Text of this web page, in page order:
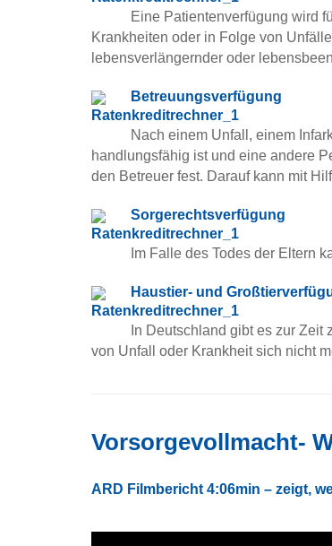
Eine Patientenverfügung wird
Krankheiten oder in Folge von
lebensverlängernder oder
Betreuungsverfügung
Nach einem Unfall, einem
handlungsfähig ist und eine andere
den Betreuer fest. Darauf kann mit
Sorgerechtsverfügung
Im Falle des Todes der Eltern
Haustier- und
In Deutschland gibt es zur
von Unfall oder Krankheit sich nicht
Vorsorgevollmacht-
ARD Filmbericht 4:06min – zeigt,